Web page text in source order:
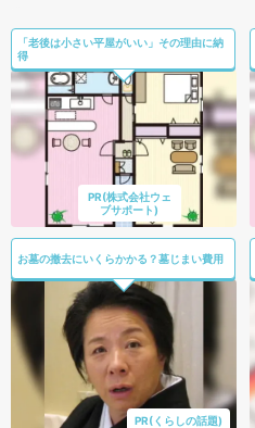
「老後は小さい平屋がいい」その理由に納
得
PR(株式会社ウェ
ブサポート)
お墓の撤去にいくらかかる？墓じまい費用
PR(くらしの話題)